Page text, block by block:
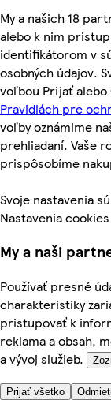
My a našich 18
alebo k nim
identifikátorom v
osobných údajov.
voľbou Prijať
Pravidlách pre
voľby oznámime
prehliadaní. Vaše
prispôsobíme
Svoje nastavenia
Nastavenia
My a naši
Používať presné
charakteristiky
pristupovať k
reklama a obsah,
a vývoj služieb.
Prijať všetko